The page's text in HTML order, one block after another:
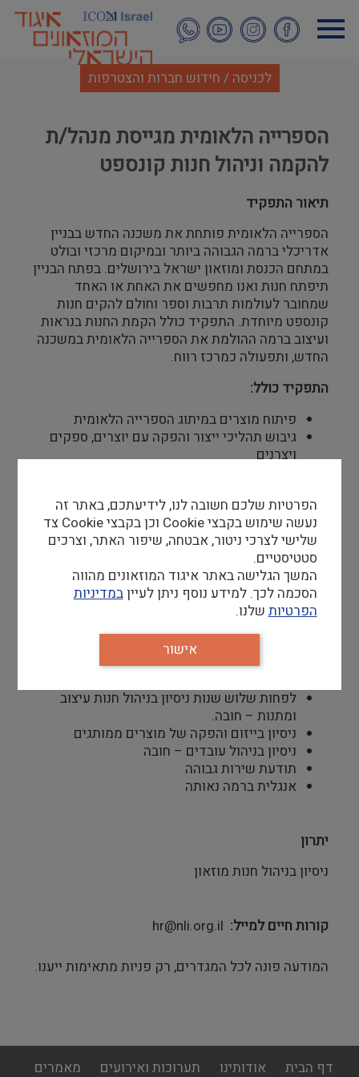
לתוכן
העיקרי
לכניסה / חידוש חברות והצטרפות
הספרייה הלאומית מגייסת מנהל/ת
להקמה וניהול חנות קונספט
תיאור התפקיד
הספרייה הלאומית פותחת את משכנה החדש בבניין
אדריכלי ברמה הגבוהה ביותר ובמיקום מרכזי ובולט
במתחם הכנסת ומוזאון ישראל בירושלים. בפתח הבניין
תיפתח חנות ואנו מחפשים את האחת או האחד
שמחובר לעולמות תרבות וספר וחולם להקים חנות
קונספט מיוחדת. התפקיד כולל הקמת החנות בנראות
ועיצוב ברמה ההולמת את הספרייה הלאומית במשכנה
החדש, ותפעולה כמרכז רווח.
התפקיד כולל:
פיתוח מוצרים במיתוג הספרייה הלאומית
גיבוש תהליכי ייצור והפקה עם יוצרים, ספקים
ויצרנים
עבודה עם זכיין למכירת ספרים
ניהול תהליך התפעול, המכירה והמלאי
ניהול החנות כיחידת רווח
ניהול צוות עובדים והכשרתם
מתן שירות ללקוחות
עבודה בממשקים שונים מול מחלקות הספרייה
תפעול החנות הדיגיטלית
לפחות שלוש שנות ניסיון בניהול חנות עיצוב
ומתנות – חובה.
ניסיון בייזום והפקה של מוצרים ממותגים
ניסיון בניהול עובדים – חובה
תודעת שירות גבוהה
אנגלית ברמה נאותה
יתרון
ניסיון בניהול חנות מוזאון
קורות חיים למייל hr@nli.org.il
המודעה פונה לכל המגדרים, רק פניות מתאימות ייענו.
footer
דף הבית אודותינו תערוכות ואירועים
מאמרים
הפרטיות שלכם חשובה לנו, לידיעתכם, באתר זה
נעשה שימוש בקבצי Cookie וכן בקבצי Cookie צד
שלישי לצרכי ניטור, אבטחה, שיפור האתר, וצרכים
סטטיסטיים.
המשך הגלישה באתר איגוד המוזאונים מהווה
הסכמה לכך. למידע נוסף ניתן לעייןבמדיניות
הפרטיות שלנו.
אישור